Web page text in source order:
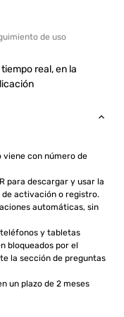
de uso
tiempo real, en la
viene con número de
para descargar y usar la
de activación o registro.
automáticas, sin
y tabletas
bloqueados por el
la sección de preguntas
un plazo de 2 meses